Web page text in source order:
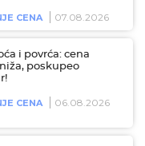
CENA 07.08.2026
i povrća: cena
poskupeo
CENA 06.08.2026